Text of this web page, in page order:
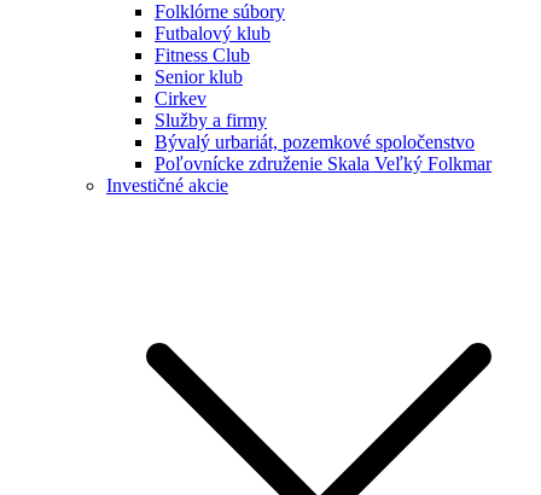
Folklórne súbory
Futbalový klub
Fitness Club
Senior klub
Cirkev
Služby a firmy
Bývalý urbariát, pozemkové spoločenstvo
Poľovnícke združenie Skala Veľký Folkmar
Investičné akcie